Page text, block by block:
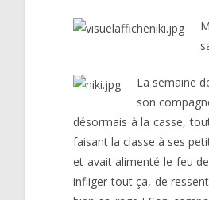
La semaine
son
désormais à la casse,
faisant la classe à ses
et avait alimenté le feu
infliger tout ça, de